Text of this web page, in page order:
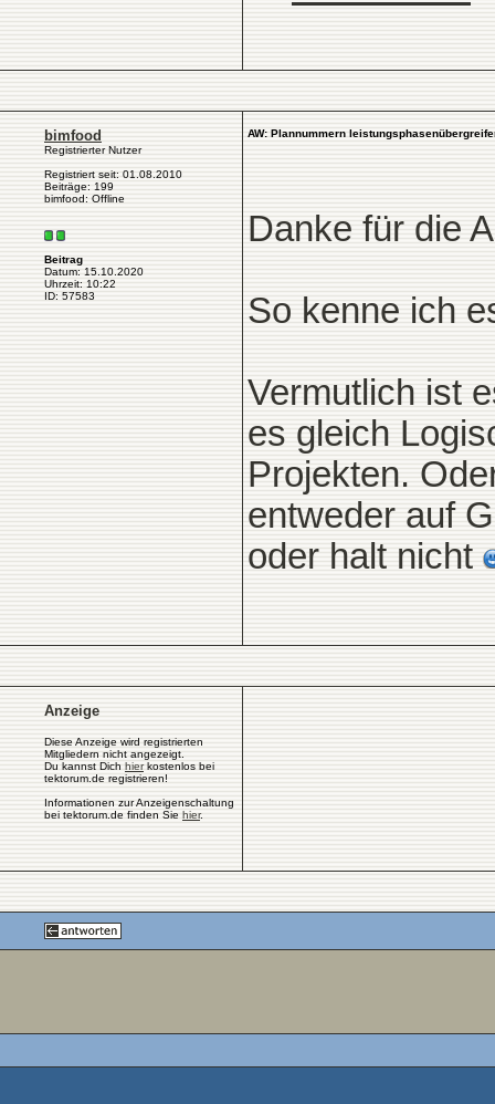
bimfood
Registrierter Nutzer
Registriert seit: 01.08.2010
Beiträge: 199
bimfood: Offline
Beitrag
Datum: 15.10.2020
Uhrzeit: 10:22
ID: 57583
AW: Plannummern
Danke für die
So kenne ich
Vermutlich ist
es gleich
Projekten.
entweder auf
oder halt nicht
Anzeige
Diese Anzeige wird registrierten
Mitgliedern nicht angezeigt.
Du kannst Dich hierkostenlos bei
tektorum.de registrieren!
Informationen zur Anzeigenschaltung
bei tektorum.de finden Sie hier.